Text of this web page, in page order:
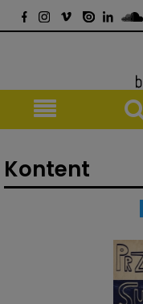
Kontent